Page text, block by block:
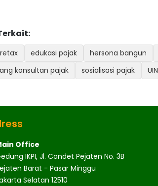
edukasi pajak hersona bangun
konsultan pajak
sosialisasi pajak
Office
IKPI, Jl. Condet Pejaten No. 3B
Barat - Pasar Minggu
Selatan 12510